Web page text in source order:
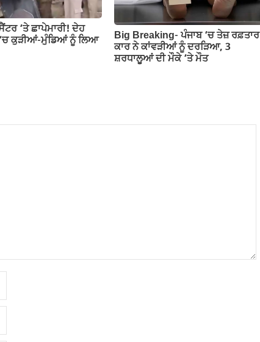
‘ਤੇ ਛਾਪੇਮਾਰੀ! ਦੇਹ
ਕੁੜੀਆਂ-ਮੁੰਡਿਆਂ ਨੂੰ ਲਿਆ
Big Breaking- ਪੰਜਾਬ ‘ਚ ਤੇਜ਼ ਰਫ਼ਤਾਰ
ਕਾਰ ਨੇ ਕਾਂਵੜੀਆਂ ਨੂੰ ਦਰੜਿਆ, 3
ਸ਼ਰਧਾਲੂਆਂ ਦੀ ਮੌਕੇ ‘ਤੇ ਮੌਤ